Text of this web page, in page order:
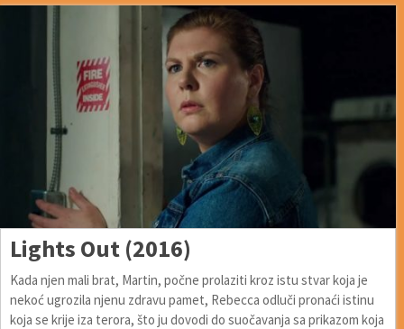
Lights Out (2016)
Kada njen mali brat, Martin, počne prolaziti kroz istu stvar koja je
nekoć ugrozila njenu zdravu pamet, Rebecca odluči pronaći istinu
koja se krije iza terora, što ju dovodi do suočavanja sa prikazom koja